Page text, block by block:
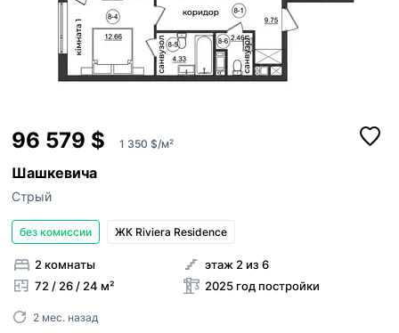
96 579 $ 1 350 $/м²
Шашкевича
Стрый
без комиссии ЖК Riviera Residence
2 комнаты
72 / 26 / 24 м²
этаж 2 из 6
2025 год постройки
2 мес. назад